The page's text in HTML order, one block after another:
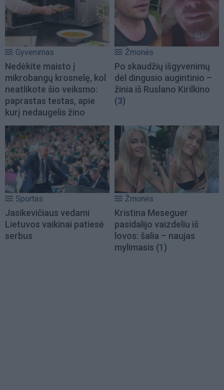
Gyvenimas
Nedėkite maisto į
mikrobangų krosnelę, kol
neatlikote šio veiksmo:
paprastas testas, apie
kurį nedaugelis žino
Žmonės
Po skaudžių išgyvenimų
dėl dingusio augintinio –
žinia iš Ruslano Kirilkino
(3)
Sportas
Jasikevičiaus vedami
Lietuvos vaikinai patiesė
serbus
Žmonės
Kristina Meseguer
pasidalijo vaizdeliu iš
lovos: šalia – naujas
mylimasis (1)